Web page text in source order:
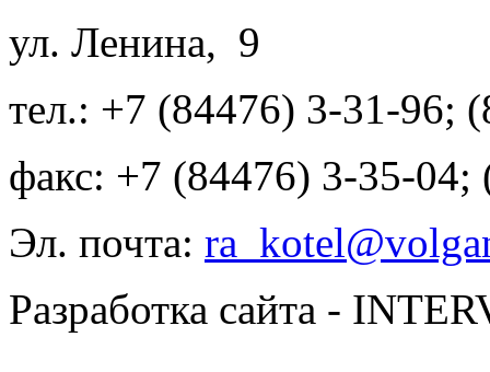
ул. Ленина, 9
тел.: +7 (84476) 3-31-96;
факс: +7 (84476) 3-35-04;
Эл. почта:
Разработка сайта -